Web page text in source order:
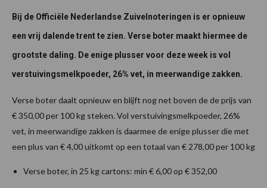
Bij de Officiële Nederlandse Zuivelnoteringen is er opnieuw
een vrij dalende trent te zien. Verse boter maakt hiermee de
grootste daling. De enige plusser voor deze week is vol
verstuivingsmelkpoeder, 26% vet, in meerwandige zakken.
Verse boter daalt opnieuw en blijft nog net boven de de prijs van
€ 350,00 per 100 kg steken. Vol verstuivingsmelkpoeder, 26%
vet, in meerwandige zakken is daarmee de enige plusser die met
een plus van € 4,00 uitkomt op een totaal van € 278,00 per 100 kg
Verse boter, in 25 kg cartons: min € 6,00 op € 352,00